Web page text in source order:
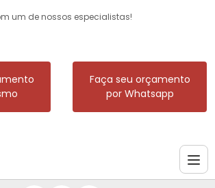
um de nossos especialistas!
Faça seu orçamento
por Whatsapp